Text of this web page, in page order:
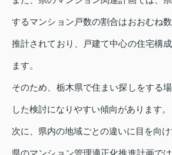
するマンション戸数の割合はおおむね
推計されており、戸建て中心の住宅構
ます。
そのため、栃木県で住まい探しをする
した検討になりやすい傾向があります。
次に、県内の地域ごとの違いに目を向け
県のマンション管理適正化推進計画で